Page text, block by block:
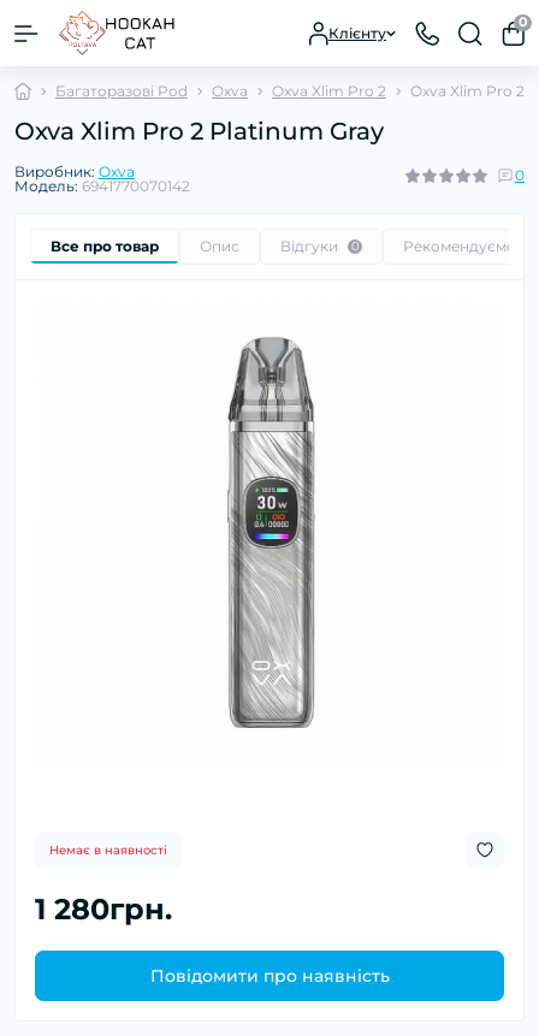
Клієнту
0
Багаторазові Pod Oxva Oxva Xlim Pro 2 Oxva Xlim Pro 2
Oxva Xlim Pro 2 Platinum Gray
Виробник: Oxva
Модель: 6941770070142
0
Все про товар Опис Відгуки 0 Рекомендуємо
Немає в наявності
1 280грн.
Повідомити про наявність